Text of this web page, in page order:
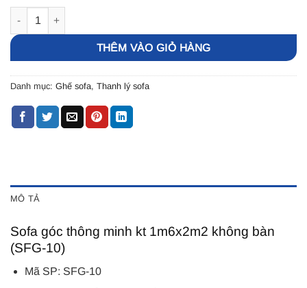
THÊM VÀO GIỎ HÀNG
Danh mục: Ghế sofa, Thanh lý sofa
MÔ TẢ
Sofa góc thông minh kt 1m6x2m2 không bàn
(SFG-10)
Mã SP: SFG-10